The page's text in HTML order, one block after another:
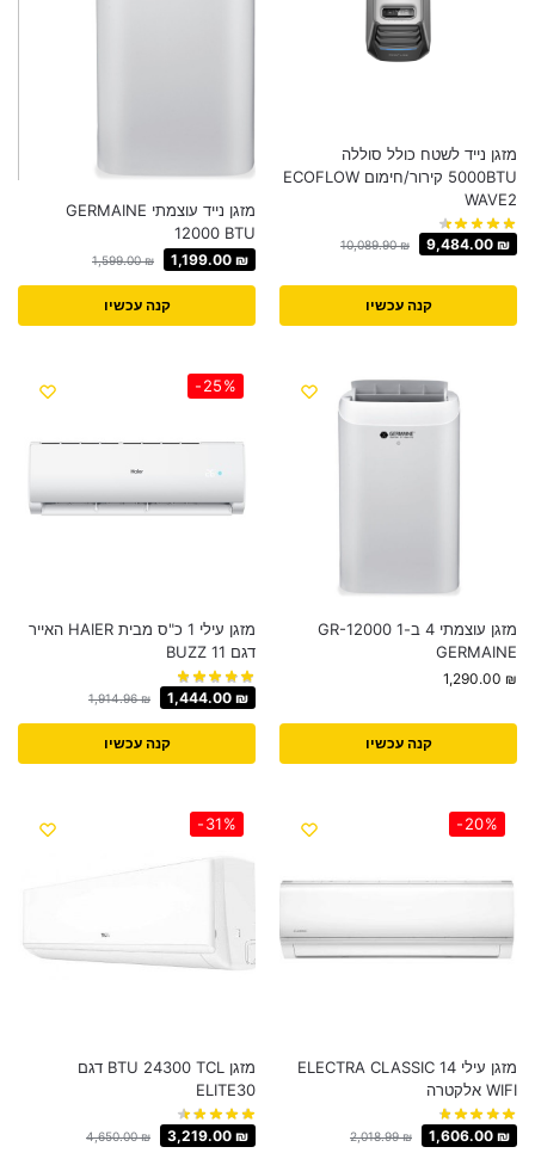
מזגן נייד לשטח כולל סוללה
5000BTU קירור/חימום ECOFLOW
WAVE2
10,089.90₪ 9,484.00 ₪
קנה עכשיו
מזגן נייד עוצמתי GERMAINE
12000 BTU
1,599.00₪ 1,199.00 ₪
קנה עכשיו
מזגן עוצמתי 4 ב-1 GR-12000
GERMAINE
1,290.00 ₪
קנה עכשיו
-25%
מזגן עילי 1 כ"ס מבית HAIER האייר
דגם BUZZ 11
1,914.96₪ 1,444.00 ₪
קנה עכשיו
-20%
מזגן עילי ELECTRA CLASSIC 14
WIFI אלקטרה
2,018.99₪ 1,606.00 ₪
-31%
מזגן BTU 24300 TCL דגם
ELITE30
4,650.00₪ 3,219.00 ₪